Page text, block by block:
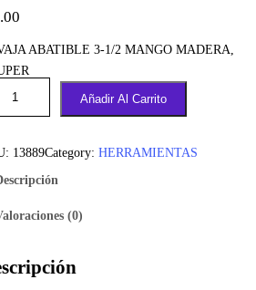
ABATIBLE 3-1/2 MANGO MADERA,
Añadir Al Carrito
13889Category: HERRAMIENTAS
(0)